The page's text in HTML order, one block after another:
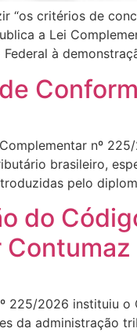
“os critérios de
a Lei
à
nº
brasileiro,
pelo
do
Contumaz
225/2026 instituiu
da administração